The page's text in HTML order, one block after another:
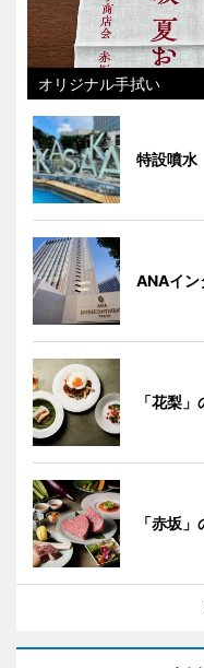
オリジナル手拭い
特設噴水
ANAイン
「花梨
「赤坂